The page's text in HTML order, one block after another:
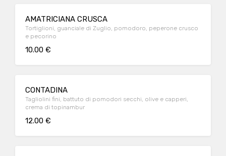
AMATRICIANA CRUSCA
Tortiglioni, guanciale di Zuglio, pomodoro, peperone crusco
e pecorino
10.00 €
CONTADINA
Tagliolini fini, battuto di pomodori secchi, olive e capperi,
crema di topinambur
12.00 €